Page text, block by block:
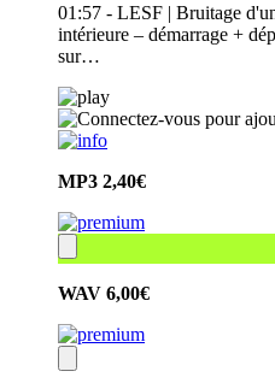
01:57 - LESF | Bruitage
intérieure – démarrage +
sur…
MP3 2,40€
WAV 6,00€